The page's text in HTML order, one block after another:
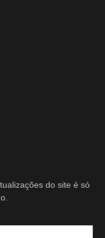
do site é só